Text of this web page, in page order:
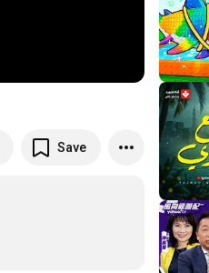
Save